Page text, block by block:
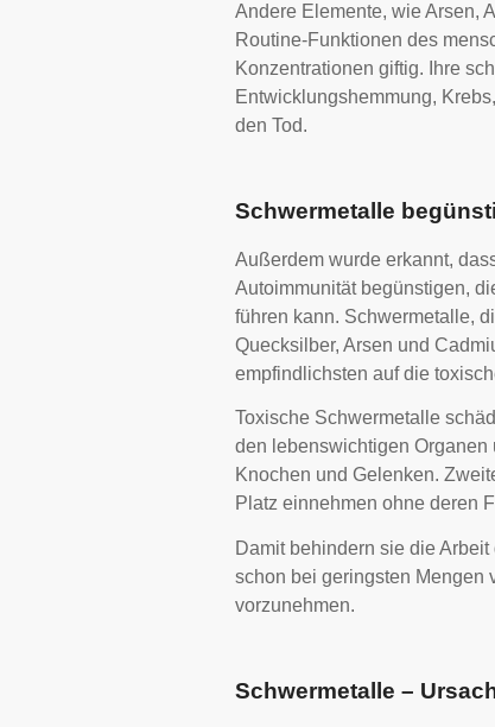
Andere Elemente, wie Arsen,
Routine-Funktionen des
Konzentrationen giftig. Ihre
Entwicklungshemmung,
den Tod.
Schwermetalle
Außerdem wurde erkannt,
Autoimmunität begünstigen,
führen kann. Schwermetalle,
Quecksilber, Arsen und
empfindlichsten auf die
Toxische Schwermetalle
den lebenswichtigen
Knochen und Gelenken.
Platz einnehmen ohne deren
Damit behindern sie die
schon bei geringsten Mengen
vorzunehmen.
Schwermetalle –